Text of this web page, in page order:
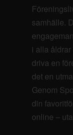
samhälle.
i alla
driva en
det en
Genom
din
online –